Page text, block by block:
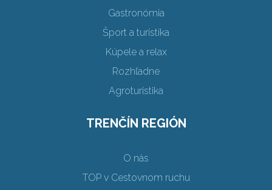
Gastronómia
Šport a turistika
Kúpele a relax
Rozhľadne
Agroturistika
TRENČÍN REGIÓN
O nás
TOP v Cestovnom ruchu